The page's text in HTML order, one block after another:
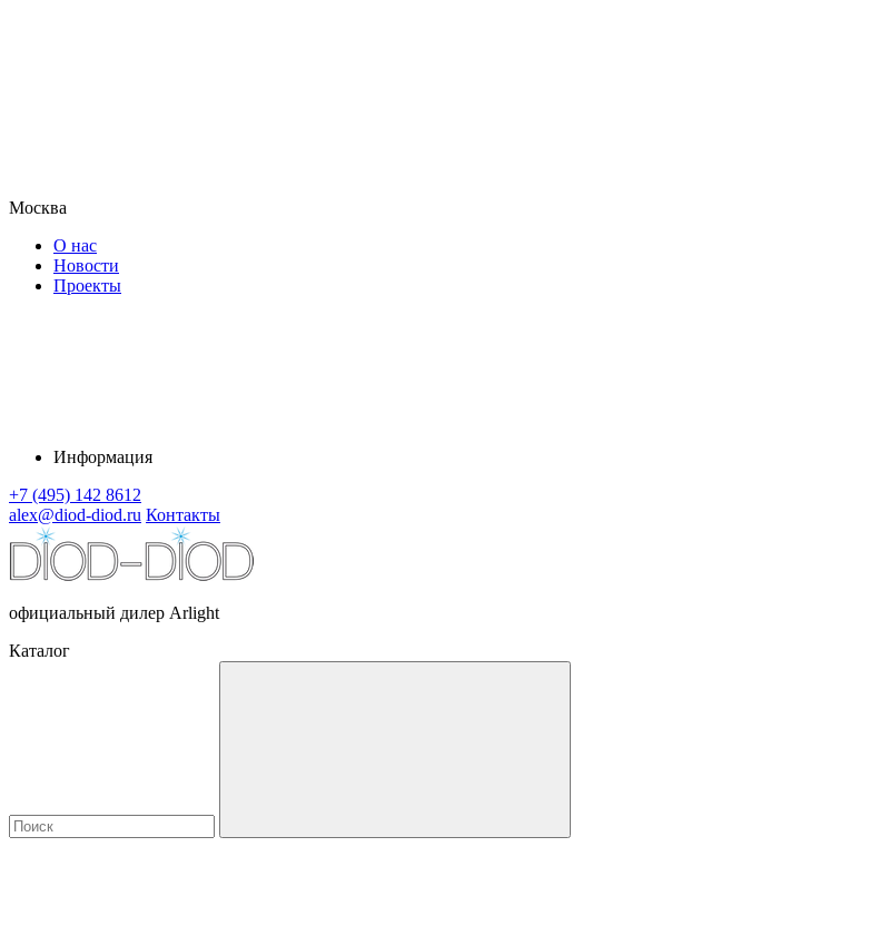
Москва
О нас
Новости
Проекты
Информация
+7 (495) 142 8612
alex@diod-diod.ru Контакты
официальный дилер Arlight
Каталог